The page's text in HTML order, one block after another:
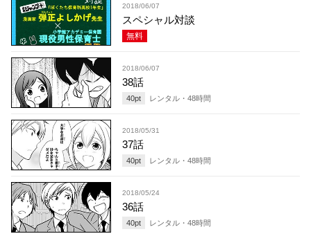
2018/06/07
スペシャル対談
無料
2018/06/07
38話
40pt レンタル・ 48時間
2018/05/31
37話
40pt レンタル・ 48時間
2018/05/24
36話
40pt レンタル・ 48時間